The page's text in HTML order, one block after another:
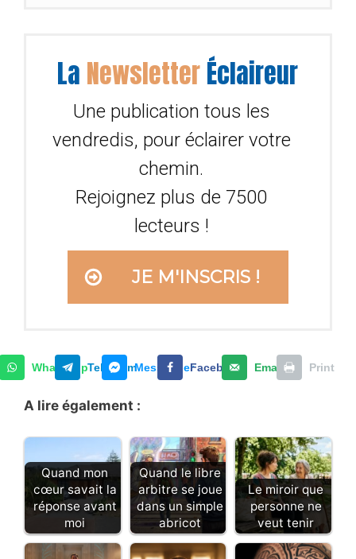
La NewsletterÉclaireur
Une publication tous les
vendredis, pour éclairer votre
chemin.
Rejoignez plus de 7500
lecteurs !
JE M'INSCRIS !
WhatsAppTelegramMessengerFacebook Email Print
A lire également :
Quand mon
cœur savait la
réponse avant
moi
Quand le libre
arbitre se joue
dans un simple
abricot
Le miroir que
personne ne
veut tenir